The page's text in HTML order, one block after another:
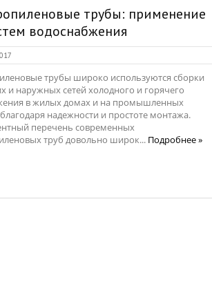
трубы: применение
водоснабжения
трубы широко используются сборки
и наружных сетей холодного и горячего
в жилых домах и на промышленных
надежности и простоте монтажа.
перечень современных
труб довольно широк... Подробнее »